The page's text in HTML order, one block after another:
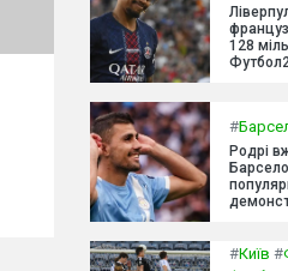
128
#
Родрі
#Київ #